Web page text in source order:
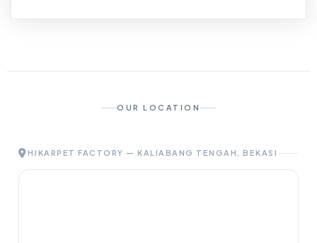
OUR LOCATION
HJKARPET FACTORY — KALIABANG TENGAH, BEKASI